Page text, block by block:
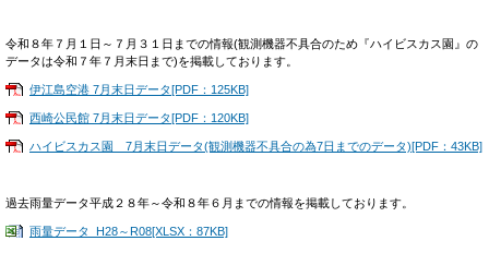
令和８年７月１日～７月３１日までの情報(観測機器不具合のため『ハイビスカス園』の
データは令和７年７月末日まで)を掲載しております。
伊江島空港 7月末日データ[PDF：125KB]
西崎公民館 7月末日データ[PDF：120KB]
ハイビスカス園 7月末日データ(観測機器不具合の為7日までのデータ)[PDF：43KB]
過去雨量データ平成２８年～令和８年６月までの情報を掲載しております。
雨量データ_H28～R08[XLSX：87KB]